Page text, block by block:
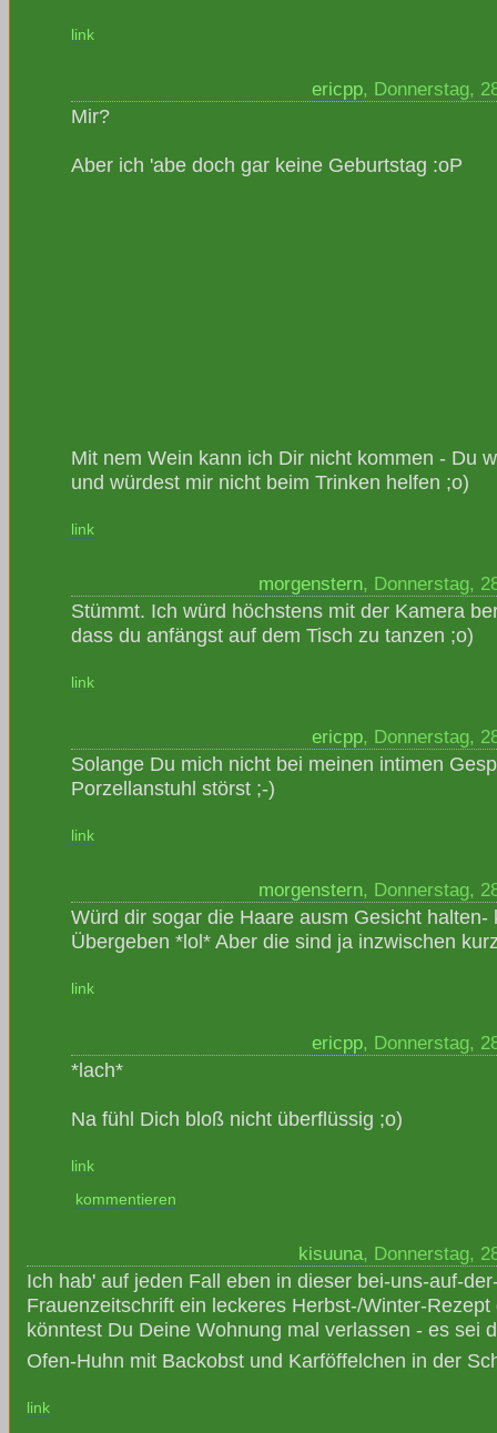
link
ericpp, Donnerstag,
Mir?
Aber ich 'abe doch gar keine Geburtstag :oP
Mit nem Wein kann ich Dir nicht kommen - Du
und würdest mir nicht beim Trinken helfen ;o)
link
morgenstern, Donnerstag,
Stümmt. Ich würd höchstens mit der Kamera
dass du anfängst auf dem Tisch zu tanzen ;o)
link
ericpp, Donnerstag,
Solange Du mich nicht bei meinen intimen
Porzellanstuhl störst ;-)
link
morgenstern, Donnerstag,
Würd dir sogar die Haare ausm Gesicht
Übergeben *lol* Aber die sind ja inzwischen
link
ericpp, Donnerstag,
*lach*
Na fühl Dich bloß nicht überflüssig ;o)
link
kommentieren
kisuuna, Donnerstag,
Ich hab' auf jeden Fall eben in dieser bei-uns-auf-
Frauenzeitschrift ein leckeres Herbst-/Winter-
könntest Du Deine Wohnung mal verlassen - es sei
Ofen-Huhn mit Backobst und Karföffelchen in der
link